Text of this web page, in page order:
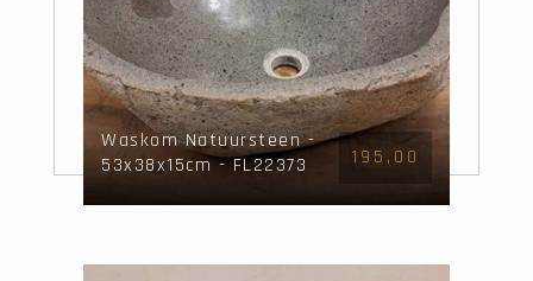
Waskom Natuursteen -
53x38x15cm - FL22373
195,00